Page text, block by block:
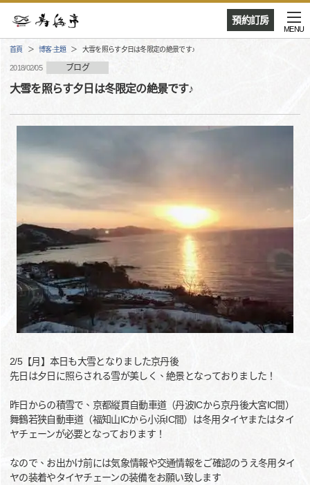
預約訂房
MENU
首頁 博客·主題 大雪を照らす夕日は冬限定の絶景です♪
2018/02/05 ブログ
大雪を照らす夕日は冬限定の絶景です♪
2/5【月】本日も大雪となりました京丹後
先日は夕日に照らされる雪が美しく、絶景となっておりました！
昨日からの積雪で、京都縦貫自動車道（丹波ICから京丹後大宮IC間）
舞鶴若狭自動車道（福知山ICから小浜IC間）は冬用タイヤまたはタイ
ヤチェーンが必要となっております！
なので、お出かけ前には気象情報や交通情報をご確認のうえ冬用タイ
ヤの装着やタイヤチェーンの装備をお願い致します